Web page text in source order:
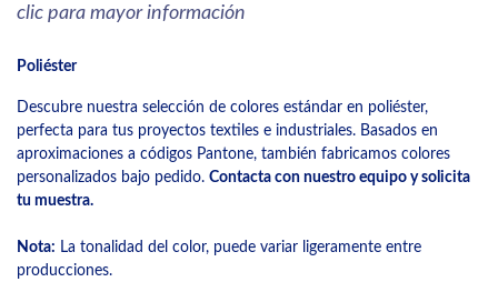
clic para mayor información
Poliéster
Descubre nuestra selección de colores estándar en poliéster,
perfecta para tus proyectos textiles e industriales. Basados en
aproximaciones a códigos Pantone, también fabricamos colores
personalizados bajo pedido. Contacta con nuestro equipo y solicita
tu muestra.
Nota: La tonalidad del color, puede variar ligeramente entre
producciones.